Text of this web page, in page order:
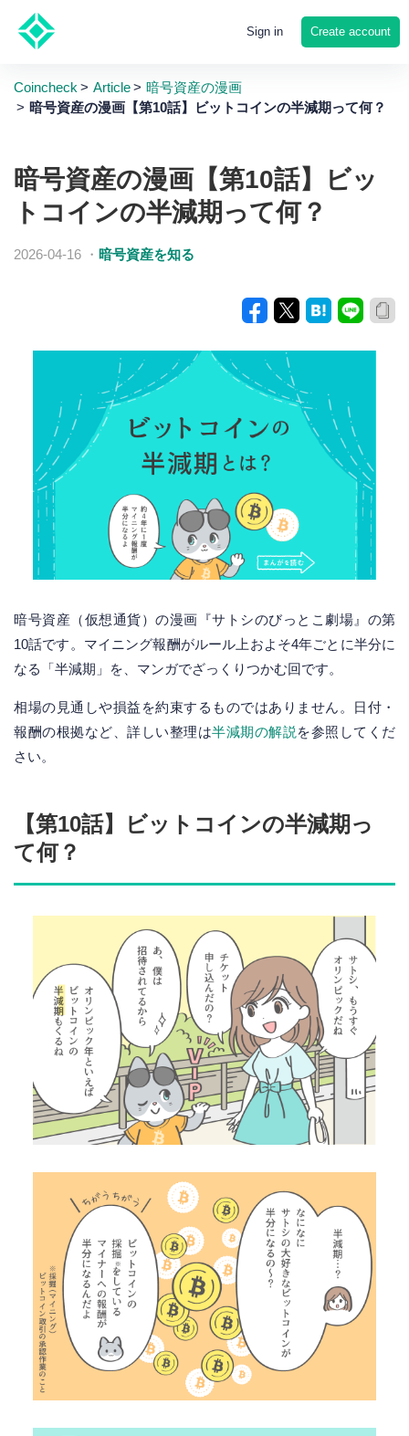
Sign in Create account
Coincheck Article
暗号資産の漫画
暗号資産の漫画【第10話】ビットコインの半減期って何？
暗号資産の漫画【第10話】ビッ
トコインの半減期って何？
2026-04-16 ・ 暗号資産を知る
暗号資産（仮想通貨）の漫画『サトシのびっとこ劇場』の第
10話です。マイニング報酬がルール上およそ4年ごとに半分に
なる「半減期」を、マンガでざっくりつかむ回です。
相場の見通しや損益を約束するものではありません。日付・
報酬の根拠など、詳しい整理は半減期の解説 を参照してくだ
さい。
【第10話】ビットコインの半減期っ
て何？